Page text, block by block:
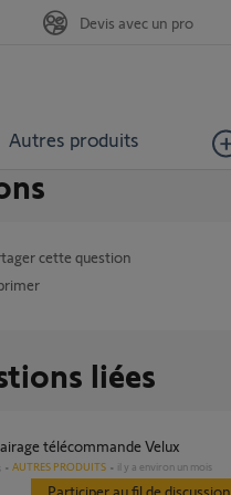
Autres produits
Devis avec un pro
cette question
liées
télécommande Velux
AUTRES PRODUITS il y a environ un mois
Participer au fil de discussion